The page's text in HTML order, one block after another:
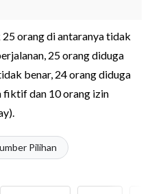
orang di antaranya tidak
25 orang diduga
benar, 24 orang diduga
fiktif dan 10 orang izin
Pilihan